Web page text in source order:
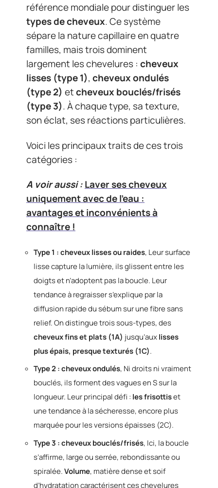
référence mondiale pour distinguer les
types de cheveux. Ce système
sépare la nature capillaire en quatre
familles, mais trois dominent
largement les chevelures : cheveux
lisses (type 1), cheveux ondulés
(type 2) etcheveux bouclés/frisés
(type 3). À chaque type, sa texture,
son éclat, ses réactions particulières.
Voici les principaux traits de ces trois
catégories :
A voir aussi :Laver ses cheveux
uniquement avec de l’eau :
avantages et inconvénients à
connaître !
Type 1 : cheveux lisses ou raides, Leur surface
lisse capture la lumière, ils glissent entre les
doigts et n’adoptent pas la boucle. Leur
tendance à regraisser s’explique par la
diffusion rapide du sébum sur une fibre sans
relief. On distingue trois sous-types, des
cheveux fins et plats (1A) jusqu’auxlisses
plus épais, presque texturés (1C).
Type 2 : cheveux ondulés, Ni droits ni vraiment
bouclés, ils forment des vagues en S sur la
longueur. Leur principal défi : les frisottiset
une tendance à la sécheresse, encore plus
marquée pour les versions épaisses (2C).
Type 3 : cheveux bouclés/frisés, Ici, la boucle
s’affirme, large ou serrée, rebondissante ou
spiralée.Volume, matière dense et soif
d’hydratation caractérisent ces chevelures